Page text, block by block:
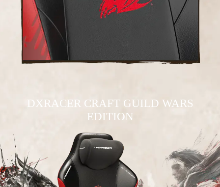
DXRACER CRAFT GUILD WARS
EDITION